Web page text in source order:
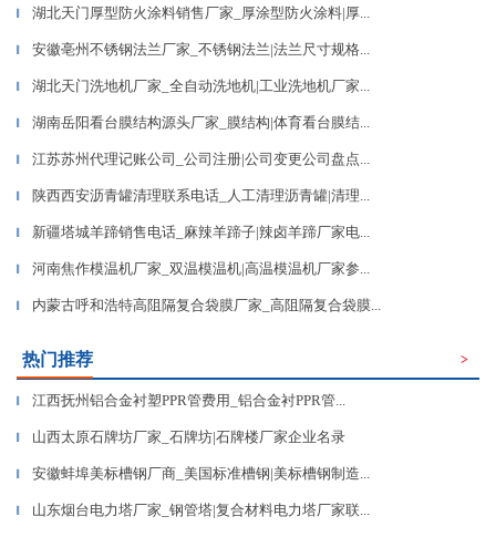
▎ 湖北天门厚型防火涂料销售厂家_厚涂型防火涂料|厚...
▎ 安徽亳州不锈钢法兰厂家_不锈钢法兰|法兰尺寸规格...
▎ 湖北天门洗地机厂家_全自动洗地机|工业洗地机厂家...
▎ 湖南岳阳看台膜结构源头厂家_膜结构|体育看台膜结...
▎ 江苏苏州代理记账公司_公司注册|公司变更公司盘点...
▎ 陕西西安沥青罐清理联系电话_人工清理沥青罐|清理...
▎ 新疆塔城羊蹄销售电话_麻辣羊蹄子|辣卤羊蹄厂家电...
▎ 河南焦作模温机厂家_双温模温机|高温模温机厂家参...
▎ 内蒙古呼和浩特高阻隔复合袋膜厂家_高阻隔复合袋膜...
热门推荐 >
▎ 江西抚州铝合金衬塑PPR管费用_铝合金衬PPR管...
▎ 山西太原石牌坊厂家_石牌坊|石牌楼厂家企业名录
▎ 安徽蚌埠美标槽钢厂商_美国标准槽钢|美标槽钢制造...
▎ 山东烟台电力塔厂家_钢管塔|复合材料电力塔厂家联...